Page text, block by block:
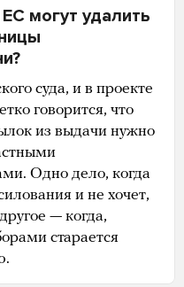
могут удалить
суда, и в проекте
говорится, что
из выдачи нужно
Одно дело, когда
и не хочет,
— когда,
старается